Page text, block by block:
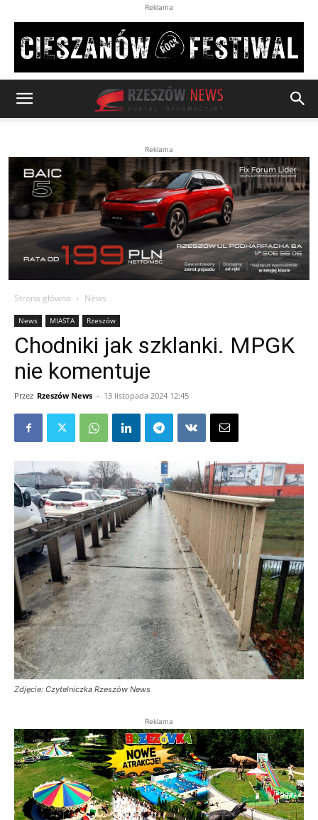
Reklama
Reklama
Strona główna News
News MIASTA Rzeszów
Chodniki jak szklanki. MPGK
nie komentuje
Przez Rzeszów News - 13 listopada 2024 12:45
Zdjęcie: Czytelniczka Rzeszów News
Reklama